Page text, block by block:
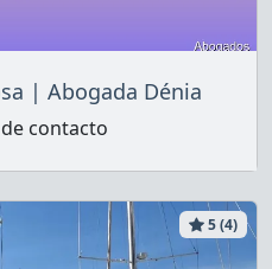
| Abogada Dénia
contacto
5 (4)